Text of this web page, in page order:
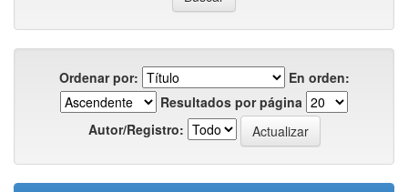
Ordenar por:
En orden:
Resultados por página
Autor/Registro: